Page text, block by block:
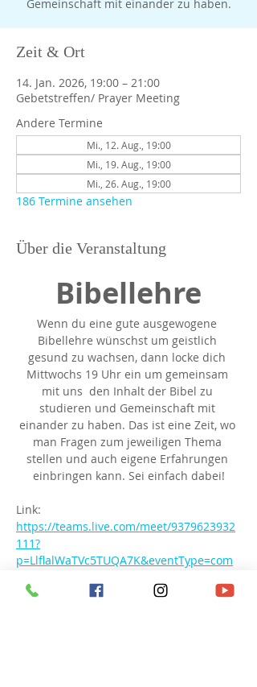
Gemeinschaft mit einander zu haben.
Zeit & Ort
14. Jan. 2026, 19:00 – 21:00
Gebetstreffen/ Prayer Meeting
Andere Termine
Mi., 12. Aug., 19:00
Mi., 19. Aug., 19:00
Mi., 26. Aug., 19:00
186 Termine ansehen
Über die Veranstaltung
Bibellehre
Wenn du eine gute ausgewogene
Bibellehre wünschst um geistlich
gesund zu wachsen, dann locke dich
Mittwochs 19 Uhr ein um gemeinsam
mit uns  den Inhalt der Bibel zu
studieren und Gemeinschaft mit
einander zu haben. Das ist eine Zeit, wo
man Fragen zum jeweiligen Thema
stellen und auch eigene Erfahrungen
einbringen kann. Sei einfach dabei!
Link:
https://teams.live.com/meet/9379623932
111?
p=LlflalWaTVc5TUQA7K&eventType=com